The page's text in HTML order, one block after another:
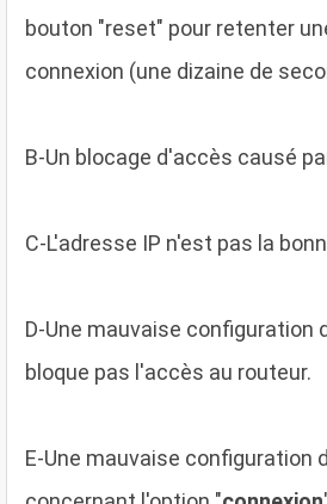
bouton "reset" pour retenter
connexion (une dizaine de
B-Un blocage d'accès causé
C-L'adresse IP n'est pas la
D-Une mauvaise configuration
bloque pas l'accès au routeur.
E-Une mauvaise configuration